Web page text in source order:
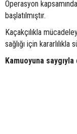
Operasyon
başlatılmıştır.
Kaçakçılıkla
sağlığı için kararlılıkla
Kamuoyuna